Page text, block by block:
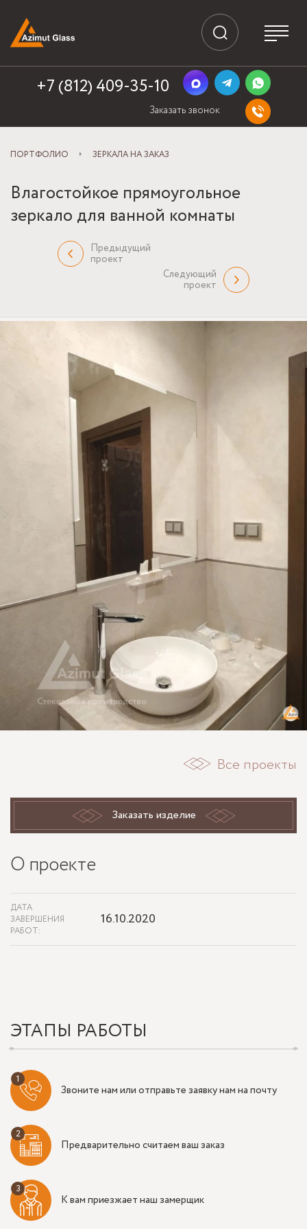
+7 (812) 409-35-10
Заказать звонок
ПОРТФОЛИО ЗЕРКАЛА НА ЗАКАЗ
Влагостойкое прямоугольное
зеркало для ванной комнаты
Предыдущий
проект
Следующий
проект
Все проекты
Заказать изделие
О проекте
ДАТА
ЗАВЕРШЕНИЯ
РАБОТ:
16.10.2020
ЭТАПЫ РАБОТЫ
Звоните нам или отправьте заявку нам на почту
Предварительно считаем ваш заказ
К вам приезжает наш замерщик